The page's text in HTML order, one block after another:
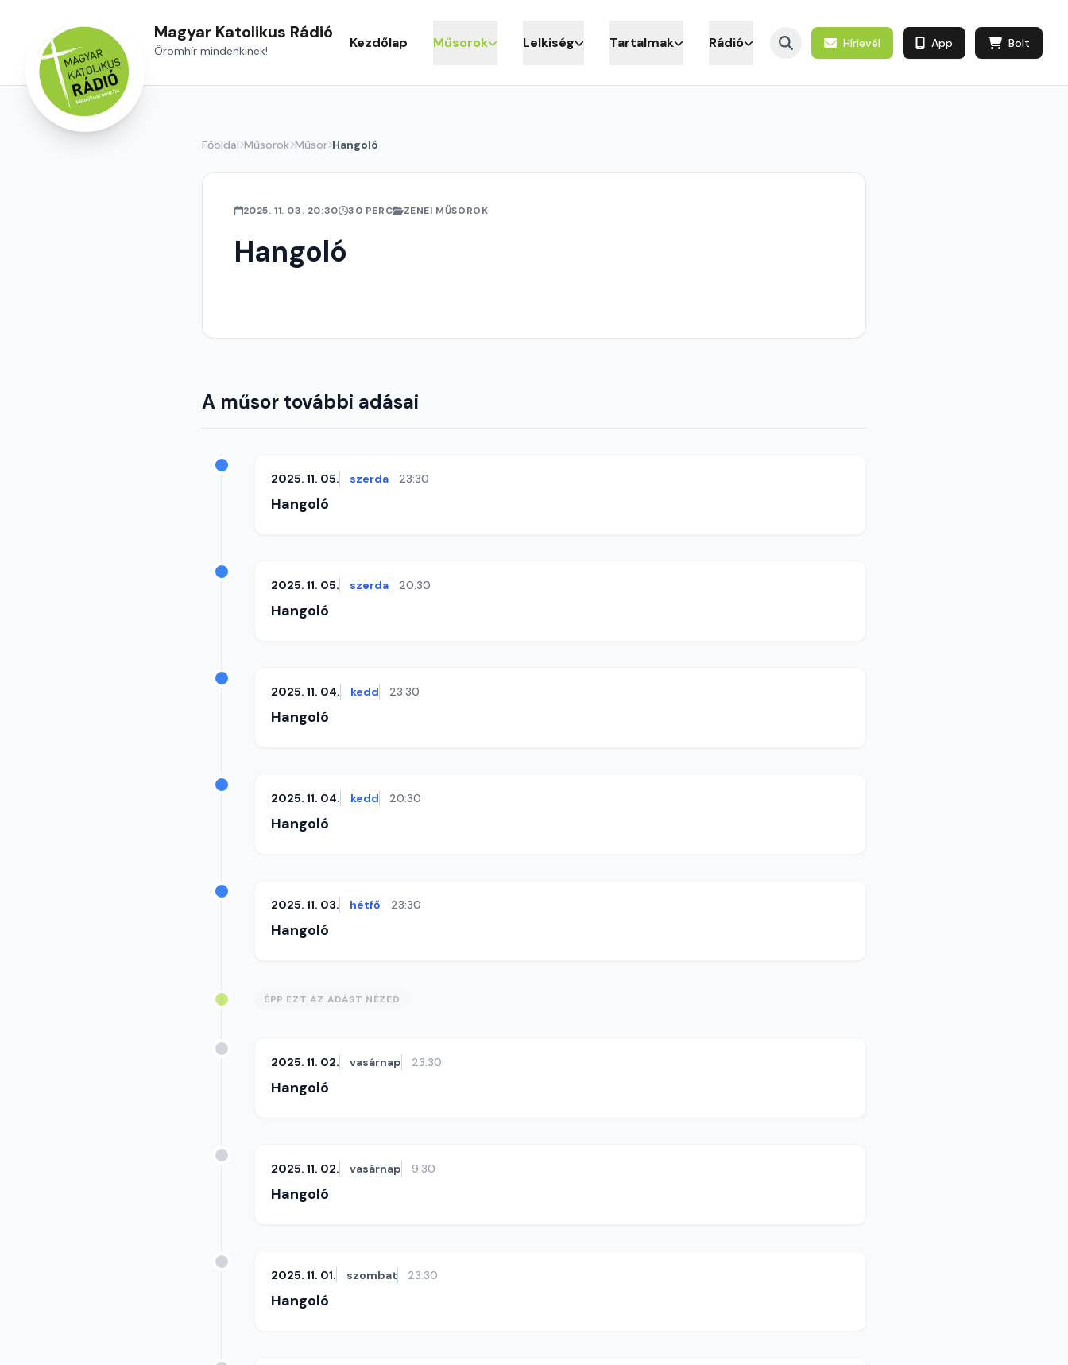
Magyar Katolikus Rádió
Örömhír mindenkinek! Kezdőlap Műsorok Lelkiség Tartalmak Rádió Hírlevél App Bolt
Főoldal Műsorok Műsor Hangoló
2025. 11. 03. 20:30 30 PERC ZENEI MŰSOROK
Hangoló
A műsor további adásai
2025. 11. 05. szerda 23:30
Hangoló
2025. 11. 05. szerda 20:30
Hangoló
2025. 11. 04. kedd 23:30
Hangoló
2025. 11. 04. kedd 20:30
Hangoló
2025. 11. 03. hétfő 23:30
Hangoló
ÉPP EZT AZ ADÁST NÉZED
2025. 11. 02. vasárnap 23:30
Hangoló
2025. 11. 02. vasárnap 9:30
Hangoló
2025. 11. 01. szombat 23:30
Hangoló